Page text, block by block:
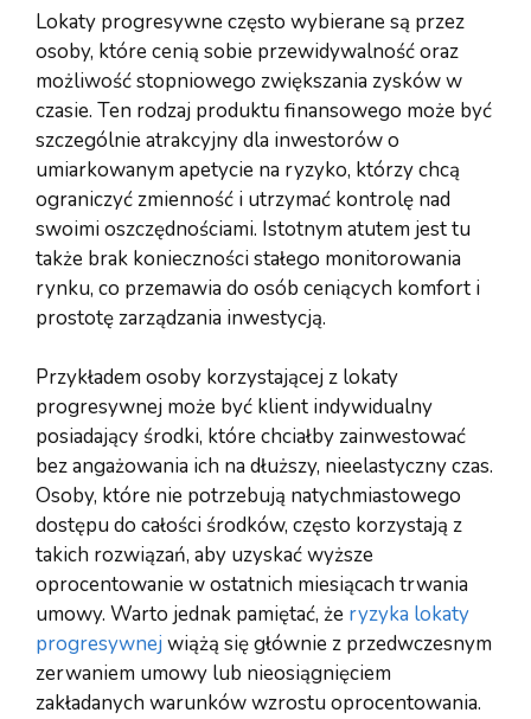
Lokaty progresywne często wybierane są przez
osoby, które cenią sobie przewidywalność oraz
możliwość stopniowego zwiększania zysków w
czasie. Ten rodzaj produktu finansowego może być
szczególnie atrakcyjny dla inwestorów o
umiarkowanym apetycie na ryzyko, którzy chcą
ograniczyć zmienność i utrzymać kontrolę nad
swoimi oszczędnościami. Istotnym atutem jest tu
także brak konieczności stałego monitorowania
rynku, co przemawia do osób ceniących komfort i
prostotę zarządzania inwestycją.
Przykładem osoby korzystającej z lokaty
progresywnej może być klient indywidualny
posiadający środki, które chciałby zainwestować
bez angażowania ich na dłuższy, nieelastyczny czas.
Osoby, które nie potrzebują natychmiastowego
dostępu do całości środków, często korzystają z
takich rozwiązań, aby uzyskać wyższe
oprocentowanie w ostatnich miesiącach trwania
umowy. Warto jednak pamiętać, że ryzyka lokaty
progresywnejwiążą się głównie z przedwczesnym
zerwaniem umowy lub nieosiągnięciem
zakładanych warunków wzrostu oprocentowania.